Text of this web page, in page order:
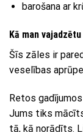
barošana ar
Kā man
Šīs zāles ir
veselības
Retos
Jums tiks
tā, kā norādīts.